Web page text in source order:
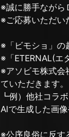
※誠に勝手ながら
※ご応募いただい
※「ビモショ」の
※「ETERNAL(エ
※アソビモ株式会
ていただきます。
┗例）他社コラ
AIで生成した画
※公序良俗に反す